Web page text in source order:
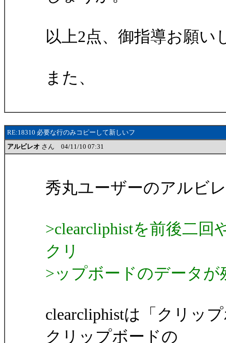
以上2点、御指導お願い
また、
RE:18310 必要な行のみコピーして新しいフ
アルビレオ さん 04/11/10 07:31
秀丸ユーザーのアルビ
>clearcliphistを前後二
クリ
>ップボードのデータ
clearcliphistは「クリッ
クリップボードの